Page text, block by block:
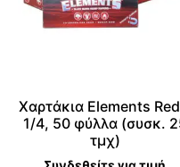
Χαρτάκια Elements Red
1/4, 50 φύλλα (συσκ.
τμχ)